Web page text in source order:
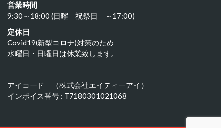
営業時間
9:30～18:00 (日曜 祝祭日 ～17:00)
定休日
Covid19(新型コロナ)対策のため
水曜日・日曜日は休業致します。
アイコード （株式会社エイティーアイ）
インボイス番号 : T7180301021068